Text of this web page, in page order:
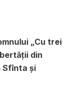
„Cu trei
din
Sfînta și